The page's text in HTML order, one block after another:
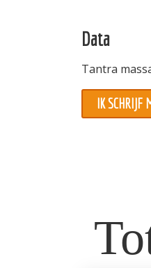
Data
Tantra
IK SCHRIJF